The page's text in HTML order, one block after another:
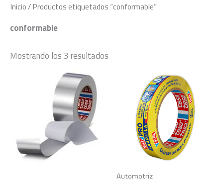
Inicio/ Productos etiquetados “conformable”
conformable
Mostrando los 3 resultados
Automotriz